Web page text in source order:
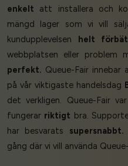
enkelt att installera och
mängd lager som vi vill
kundupplevelsen
helt
webbplatsen eller problem
perfekt. Queue-Fair
på vår viktigaste handelsdag
det verkligen. Queue-Fair
fungerar riktigt bra.
har besvarats supersnabbt.
gång där vi vill använda